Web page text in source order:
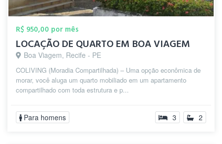
R$ 950,00 por mês
LOCAÇÃO DE QUARTO EM BOA VIAGEM
Boa Viagem, Recife - PE
COLIVING (Moradia Compartilhada) – Uma opção econômica de
morar, você aluga um quarto mobiliado em um apartamento
compartilhado com toda estrutura e p...
Para homens 3 2